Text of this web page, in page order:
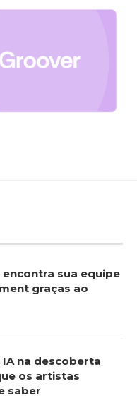
encontra sua equipe
graças ao
na descoberta
os artistas
saber